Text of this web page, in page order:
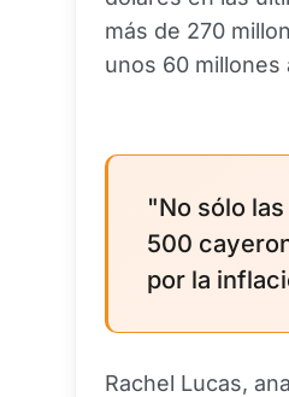
más de 270
unos 60 millones
"No sólo
500
por la
Rachel Lucas,